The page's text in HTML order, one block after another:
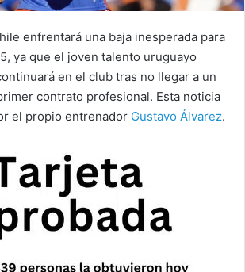
enfrentará una baja inesperada para
ya que el joven talento uruguayo
en el club tras no llegar a un
contrato profesional. Esta noticia
el propio entrenador Gustavo Álvarez.